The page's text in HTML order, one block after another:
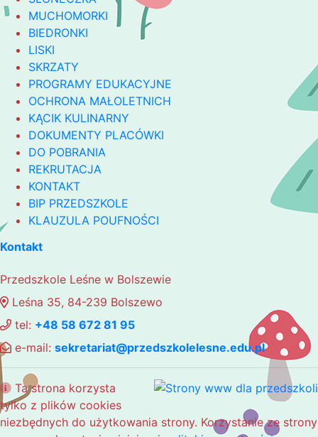
MUCHOMORKI
BIEDRONKI
LISKI
SKRZATY
PROGRAMY EDUKACYJNE
OCHRONA MAŁOLETNICH
KĄCIK KULINARNY
DOKUMENTY PLACÓWKI
DO POBRANIA
REKRUTACJA
KONTAKT
BIP PRZEDSZKOLE
KLAUZULA POUFNOŚCI
Kontakt
Przedszkole Leśne w Bolszewie
Leśna 35, 84-239 Bolszewo
tel: +48 58 672 81 95
e-mail: sekretariat@przedszkolelesne.edu.pl
Ta strona korzysta
tylko z plików cookies
niezbędnych do użytkowania strony. Korzystanie ze strony